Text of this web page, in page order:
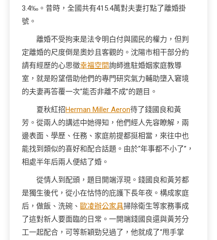
3.4‰。昔時，全國共有415.4萬對夫妻打點了離婚掛
號。
離婚不受拘束是法令明白付與國民的權力，但判
定離婚的尺度倒是奧妙且客觀的。沈陽市相干部分約
請有經歷的心思徵幸福空間詢師進駐婚姻家庭教導
室，就是盼望借助他們的專門研究氣力輔助墮入窘境
的夫妻再答覆一次“能否非離不成”的題目。
夏秋紅招Herman Miller Aeron待了錢國良和黃
芳。從兩人的講述中她得知，他們經人先容瞭解，兩
邊表面、學歷、任務、家庭前提都挺相當，來往中也
能找到類似的喜好和配合話題。由於“年事都不小了”，
相處半年后兩人便結了婚。
從情人到配頭，題目開端浮現。錢國良和黃芳都
是獨生後代，從小在怙恃的庇護下長年夜。構成家庭
后，做飯、洗碗、 歐凌辦公家具掃除衛生等家務事成
了這對新人要面臨的日常。一開端錢國良還與黃芳分
工一起配合，可等新穎勁兒過了，他就成了“甩手掌